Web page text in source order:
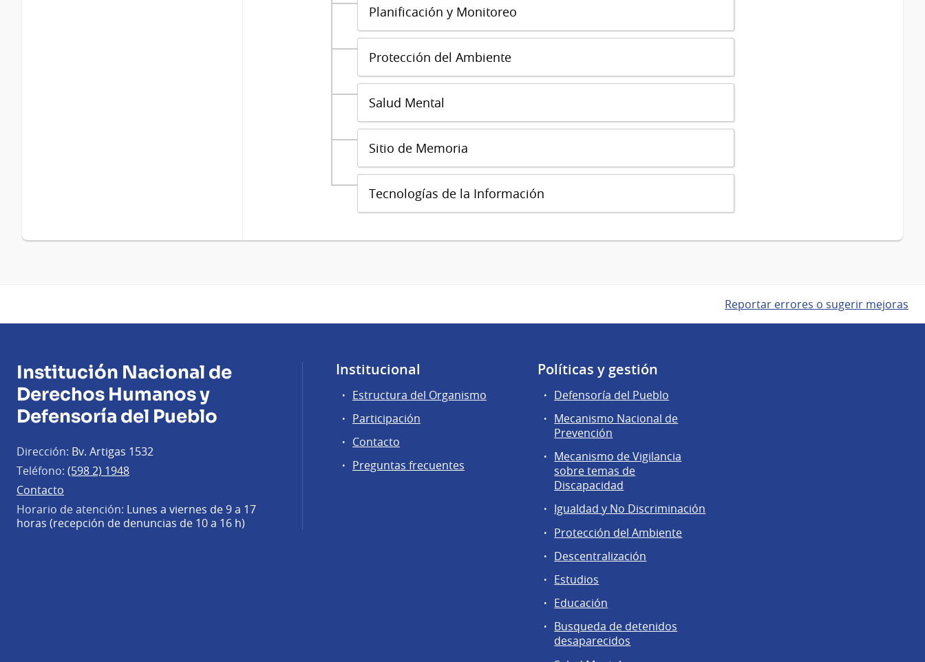
Planificación y Monitoreo
Protección del Ambiente
Salud Mental
Sitio de Memoria
Tecnologías de la Información
Reportar errores o sugerir mejoras
Institución Nacional de
Derechos Humanos y
Defensoría del Pueblo
Dirección: Bv. Artigas 1532
Teléfono: (598 2) 1948
Contacto
Horario de atención: Lunes a viernes de 9 a 17
horas (recepción de denuncias de 10 a 16 h)
Institucional
Estructura del Organismo
Participación
Contacto
Preguntas frecuentes
Políticas y gestión
Defensoría del Pueblo
Mecanismo Nacional de
Prevención
Mecanismo de Vigilancia
sobre temas de
Discapacidad
Igualdad y No Discriminación
Protección del Ambiente
Descentralización
Estudios
Educación
Busqueda de detenidos
desaparecidos